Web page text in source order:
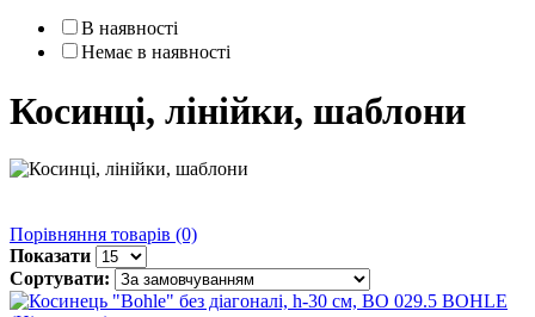
В наявності
Немає в наявності
Косинці, лінійки, шаблони
Порівняння товарів (0)
Показати
Сортувати: